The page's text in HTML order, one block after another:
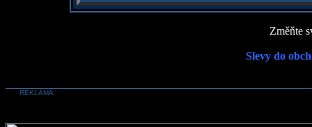
Změňte
Slevy do
REKLAMA